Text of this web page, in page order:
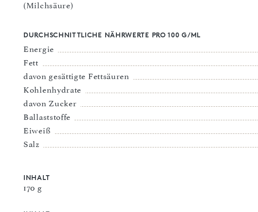
(Milchsäure)
DURCHSCHNITTLICHE NÄHRWERTE PRO 100 G/ML
Energie
Fett
davon gesättigte Fettsäuren
Kohlenhydrate
davon Zucker
Ballaststoffe
Eiweiß
Salz
INHALT
170 g